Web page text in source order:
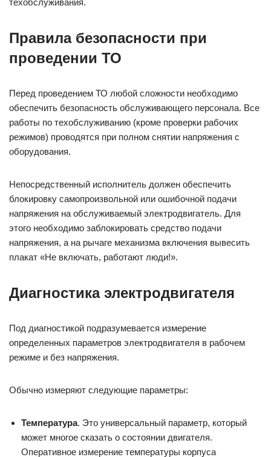
техобслуживания.
Правила безопасности при
проведении ТО
Перед проведением ТО любой сложности необходимо
обеспечить безопасность обслуживающего персонала. Все
работы по техобслуживанию (кроме проверки рабочих
режимов) проводятся при полном снятии напряжения с
оборудования.
Непосредственный исполнитель должен обеспечить
блокировку самопроизвольной или ошибочной подачи
напряжения на обслуживаемый электродвигатель. Для
этого необходимо заблокировать средство подачи
напряжения, а на рычаге механизма включения вывесить
плакат «Не включать, работают люди!».
Диагностика электродвигателя
Под диагностикой подразумевается измерение
определенных параметров электродвигателя в рабочем
режиме и без напряжения.
Обычно измеряют следующие параметры:
Температура. Это универсальный параметр, который
может многое сказать о состоянии двигателя.
Оперативное измерение температуры корпуса